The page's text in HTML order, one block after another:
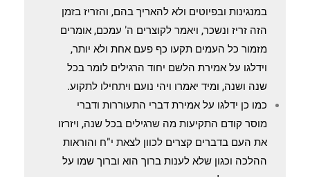
במנגינות ובפיוטים ולא להאריך בהם, והזריז בזמן
הזה זריז ונשכר, ויאמר לקוצרים ה' עמכם, אומרים
מזמור כל העמים תקעו כף פעם אחת ולא יותר,
וידלגו על אמירת הלשם יחוד הרגילים לומר בכל
שנה ושנה, ומיד יאמרו ויהי נועם ויתחילו לתקוע.
כמו כן ידלגו על אמירת דברי התעוררות ודברי
מוסר קודם התקיעות מה שרגילים בכל שנה, ויזרזו
את העם בדברים קצרים לכוון לצאת י"ח והוראות
ההלכה וכגון שלא לענות ברוך הוא וברוך שמו על